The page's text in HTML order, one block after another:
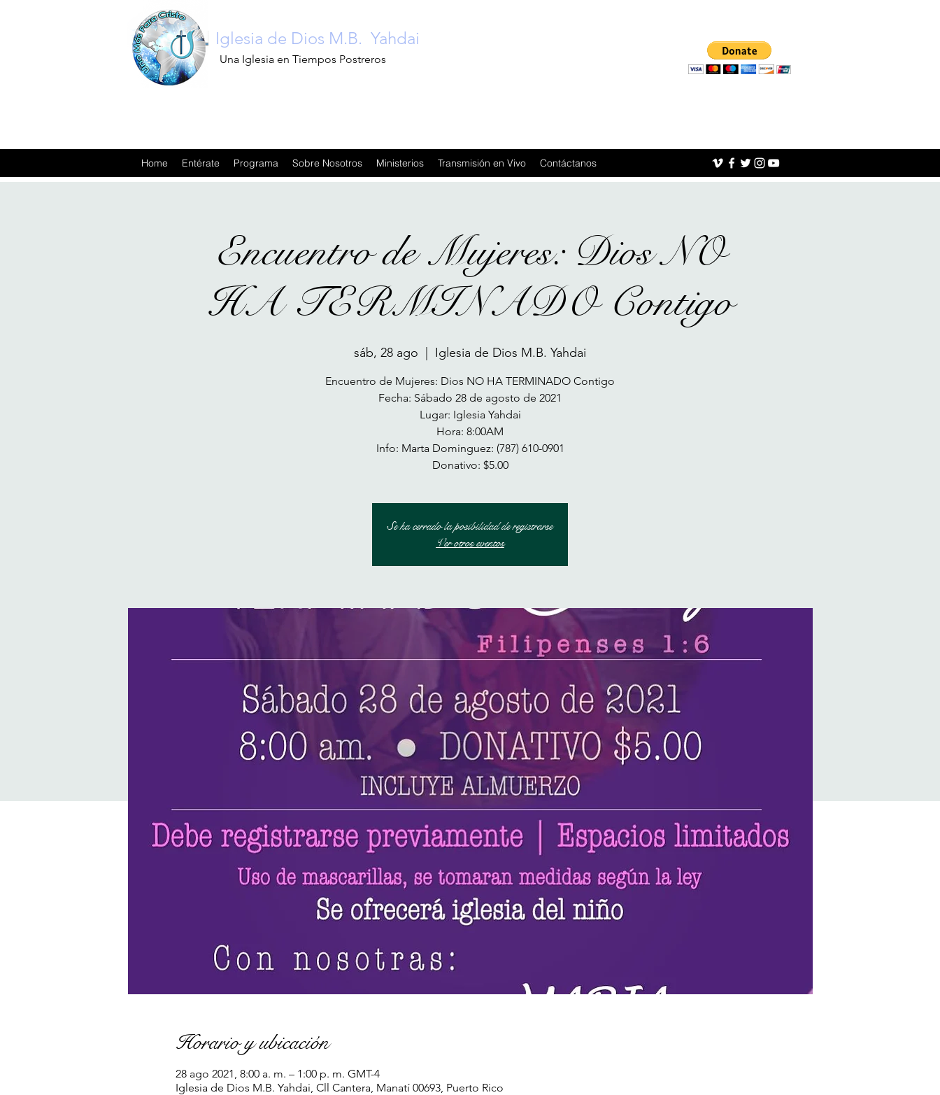
Iglesia de Dios M.B. Yahdai
Una Iglesia en Tiempos Postreros
Home Entérate Programa Sobre Nosotros Ministerios Transmisión en Vivo Contáctanos
Encuentro de Mujeres: Dios NO
HA TERMINADO Contigo
sáb, 28 ago Iglesia de Dios M.B. Yahdai
Encuentro de Mujeres: Dios NO HA TERMINADO Contigo
Fecha: Sábado 28 de agosto de 2021
Lugar: Iglesia Yahdai
Hora: 8:00AM
Info: Marta Dominguez: (787) 610-0901
Donativo: $5.00
Se ha cerrado la posibilidad de registrarse
Ver otros eventos
Horario y ubicación
28 ago 2021, 8:00 a. m. – 1:00 p. m. GMT-4
Iglesia de Dios M.B. Yahdai, Cll Cantera, Manatí 00693, Puerto Rico